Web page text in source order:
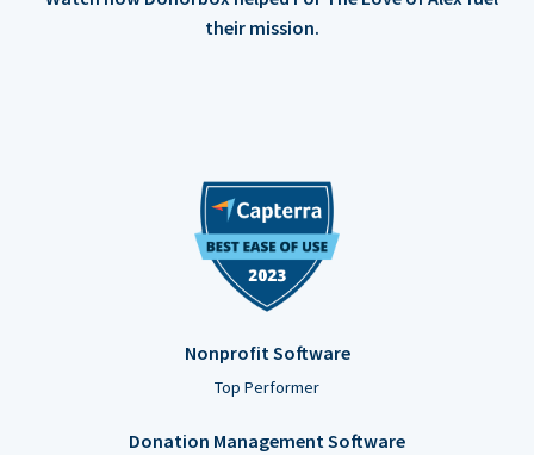
their mission.
Nonprofit Software
Top Performer
Donation Management Software